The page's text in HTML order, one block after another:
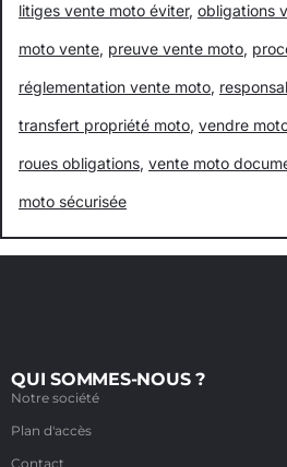
litiges vente moto éviter, obligations
moto vente, preuve vente moto,
réglementation vente moto,
transfert propriété moto, vendre
roues obligations, vente moto
moto sécurisée
QUI SOMMES-NOUS ?
Notre société
Plan d'accès
Contact